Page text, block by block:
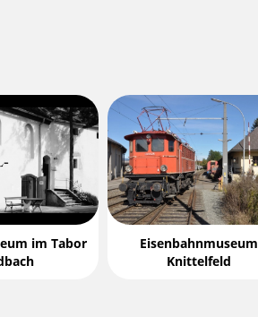
im Tabor
Eisenbahnmuseum
Knittelfeld